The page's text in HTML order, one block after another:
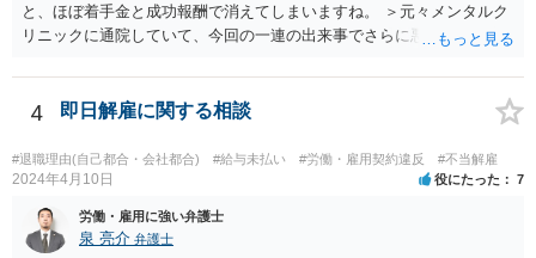
と、ほぼ着手金と成功報酬で消えてしまいますね。 ＞元々メンタルク
リニックに通院していて、今回の一連の出来事でさらに悪化した事実
万が一、慰謝料請求が認められるにしても金額としては微々たるもの
かと思いますが、依頼する弁護士に詳細を説明したうえで指示を仰い
4 即日解雇に関する相談
#退職理由(自己都合・会社都合) #給与未払い #労働・雇用契約違反 #不当解雇
2024年4月10日 役にたった 7
労働・雇用に強い弁護士
泉 亮介 弁護士